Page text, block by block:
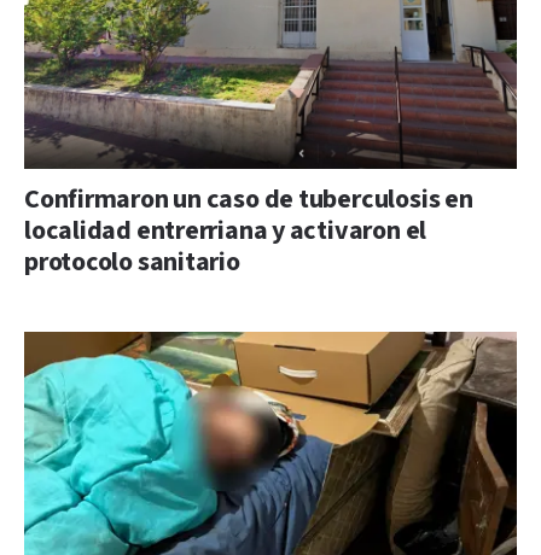
Confirmaron un caso de tuberculosis en
localidad entrerriana y activaron el
protocolo sanitario